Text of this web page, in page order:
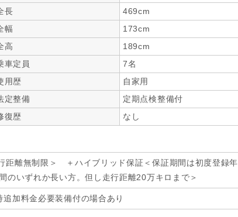
長
469cm
幅
173cm
高
189cm
車定員
7名
用歴
自家用
定整備
定期点検整備付
復歴
なし
距離無制限＞ ＋ハイブリッド保証＜保証期間は初度登録年
のいずれか長い方。但し走行距離20万キロまで＞
加料金必要装備付の場合あり